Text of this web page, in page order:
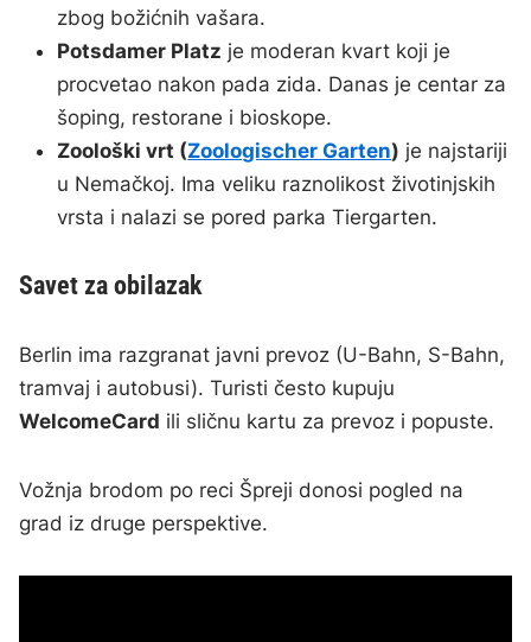
zbog božićnih vašara.
Potsdamer Platz je moderan kvart koji je
procvetao nakon pada zida. Danas je centar za
šoping, restorane i bioskope.
Zoološki vrt (Zoologischer Garten) je najstariji
u Nemačkoj. Ima veliku raznolikost životinjskih
vrsta i nalazi se pored parka Tiergarten.
Savet za obilazak
Berlin ima razgranat javni prevoz (U-Bahn, S-Bahn,
tramvaj i autobusi). Turisti često kupuju
WelcomeCard ili sličnu kartu za prevoz i popuste.
Vožnja brodom po reci Špreji donosi pogled na
grad iz druge perspektive.